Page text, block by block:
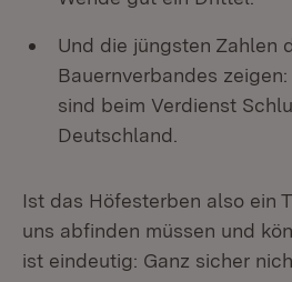
Und die jüngsten Zahlen
Bauernverbandes
sind beim Verdienst
Deutschland.
Ist das Höfesterben also ein
uns abfinden müssen und
ist eindeutig: Ganz sicher